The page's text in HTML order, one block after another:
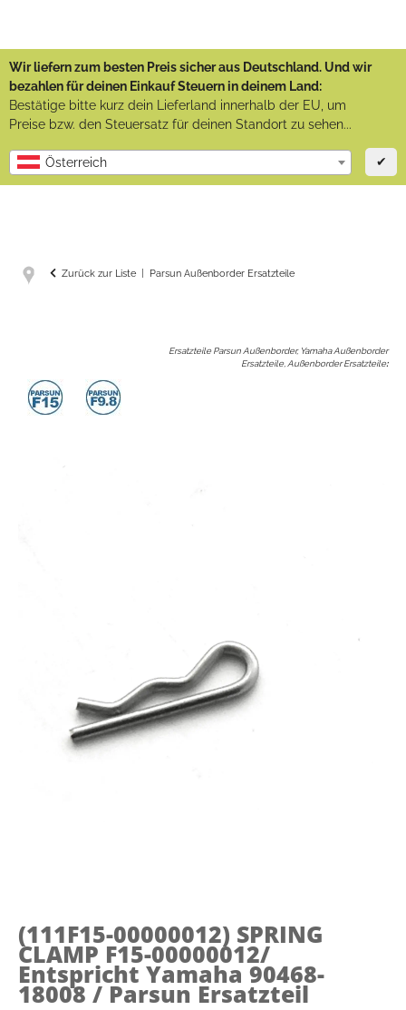
Wir liefern zum besten Preis sicher aus Deutschland. Und wir
bezahlen für deinen Einkauf Steuern in deinem Land:
Bestätige bitte kurz dein Lieferland innerhalb der EU, um
Preise bzw. den Steuersatz für deinen Standort zu sehen...
Österreich ✔
Zurück zur Liste Parsun Außenborder Ersatzteile
Ersatzteile Parsun Außenborder, Yamaha Außenborder
Ersatzteile, Außenborder Ersatzteile:
(111F15-00000012) SPRING
CLAMP F15-00000012/
Entspricht Yamaha 90468-
18008 / Parsun Ersatzteil